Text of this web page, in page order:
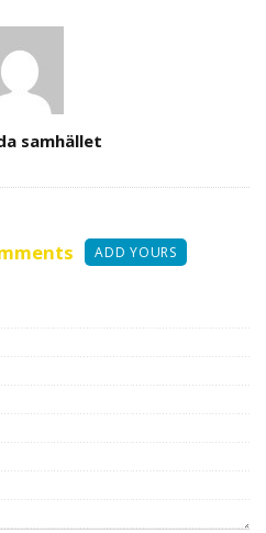
samhället
ADD YOURS